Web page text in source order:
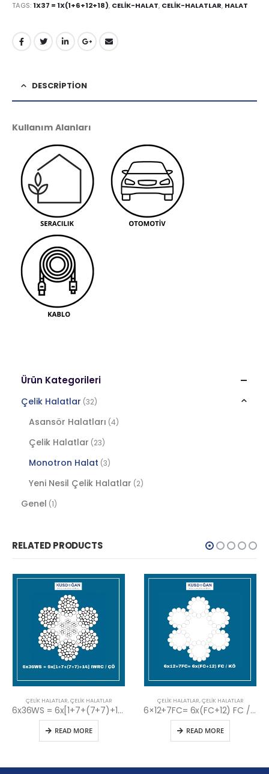
TAGS:1X37 = 1X(1+6+12+18), CELIK-HALAT, CELIK-HALATLAR, HALAT
DESCRIPTION
Kullanım Alanları
Ürün Kategorileri
Çelik Halatlar (32)
Asansör Halatları (4)
Çelik Halatlar (23)
Monotron Halat (3)
Yeni Nesil Çelik Halatlar (2)
Genel (1)
RELATED PRODUCTS
ÇELIK HALATLAR
6x36WS = 6x[1+7+(7+7)+14] IWRC / ÇÖ
ÇELIK HALATLAR ÇELIK HALATLAR
6×12+7FC= 6x(FC+12) FC / KÖ
ÇELIK